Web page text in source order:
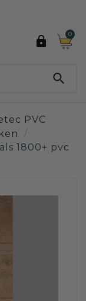

0

PVC
1800+ pvc